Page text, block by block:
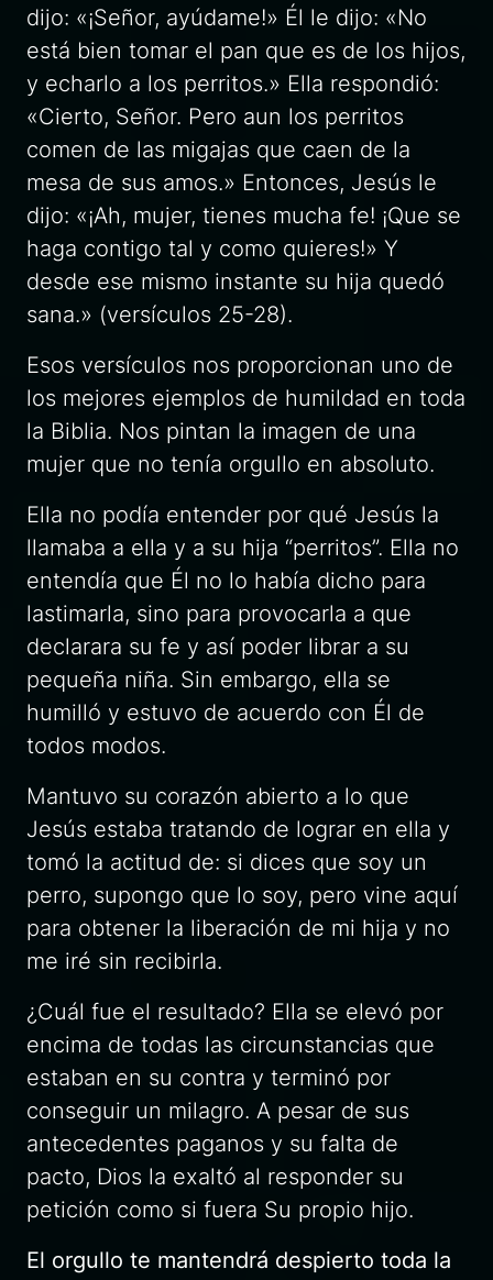
dijo: «¡Señor, ayúdame!» Él le dijo: «No
está bien tomar el pan que es de los hijos,
y echarlo a los perritos.» Ella respondió:
«Cierto, Señor. Pero aun los perritos
comen de las migajas que caen de la
mesa de sus amos.» Entonces, Jesús le
dijo: «¡Ah, mujer, tienes mucha fe! ¡Que se
haga contigo tal y como quieres!» Y
desde ese mismo instante su hija quedó
sana.» (versículos 25-28).
Esos versículos nos proporcionan uno de
los mejores ejemplos de humildad en toda
la Biblia. Nos pintan la imagen de una
mujer que no tenía orgullo en absoluto.
Ella no podía entender por qué Jesús la
llamaba a ella y a su hija “perritos”. Ella no
entendía que Él no lo había dicho para
lastimarla, sino para provocarla a que
declarara su fe y así poder librar a su
pequeña niña. Sin embargo, ella se
humilló y estuvo de acuerdo con Él de
todos modos.
Mantuvo su corazón abierto a lo que
Jesús estaba tratando de lograr en ella y
tomó la actitud de: si dices que soy un
perro, supongo que lo soy, pero vine aquí
para obtener la liberación de mi hija y no
me iré sin recibirla.
¿Cuál fue el resultado? Ella se elevó por
encima de todas las circunstancias que
estaban en su contra y terminó por
conseguir un milagro. A pesar de sus
antecedentes paganos y su falta de
pacto, Dios la exaltó al responder su
petición como si fuera Su propio hijo.
El orgullo te mantendrá despierto toda la